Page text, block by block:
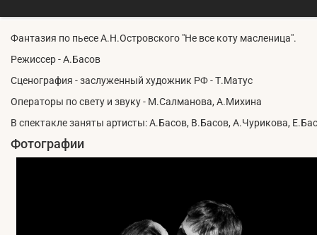
Фантазия по пьесе А.Н.Островского "Не все коту масленица".
Режиссер - А.Басов
Сценография - заслуженный художник РФ - Т.Матус
Операторы по свету и звуку - М.Салманова, А.Михина
В спектакле заняты артисты: А.Басов, В.Басов, А.Чурикова,
Фотографии